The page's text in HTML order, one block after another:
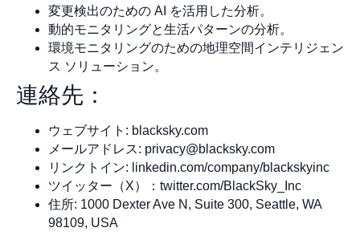
変更検出のための AI を活用した分析。
動的モニタリングと生活パターンの分析。
環境モニタリングのための地理空間インテリジェン
ス ソリューション。
連絡先：
ウェブサイト: blacksky.com
メールアドレス: privacy@blacksky.com
リンクトイン: linkedin.com/company/blackskyinc
ツイッター（X）：twitter.com/BlackSky_Inc
住所: 1000 Dexter Ave N, Suite 300, Seattle, WA
98109, USA